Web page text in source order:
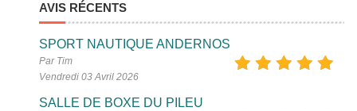
AVIS RÉCENTS
SPORT NAUTIQUE ANDERNOS
Par Tim
Vendredi 03 Avril 2026
SALLE DE BOXE DU PILEU